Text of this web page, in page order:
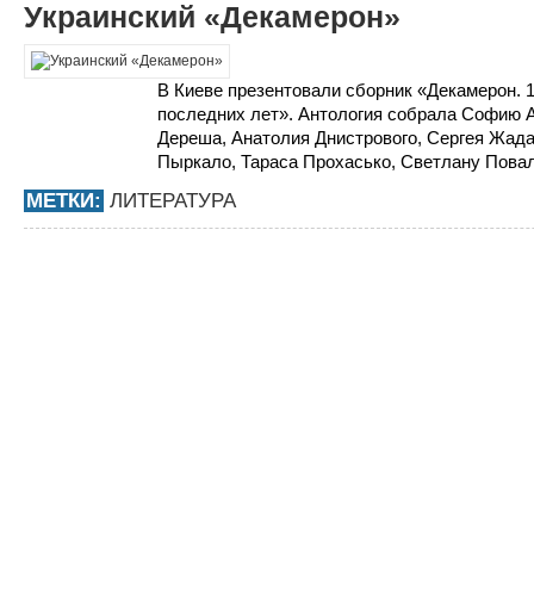
Украинский «Декамерон»
В Киеве презентовали сборник «Декамерон.
последних лет». Антология собрала Софию
Дереша, Анатолия Днистрового, Сергея
Пыркало, Тараса Прохасько, Светлану
МЕТКИ: ЛИТЕРАТУРА